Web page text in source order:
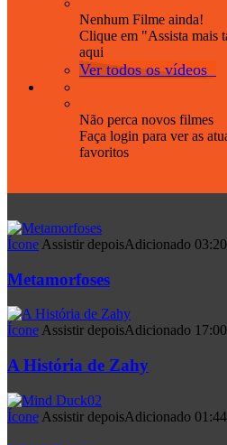
Nenhum Filme ainda!
Clique em "Assista mais
aqui
Ver todos os vídeos
Não perca novos filmes
Faça login para ver as
favoritos
Ícone Assistir depoisAdicionado 03:20
Metamorfoses
ÍconeAssistir depoisAdicionado 17:00
A História de Zahy
Ícone Assistir depoisAdicionado 01:44